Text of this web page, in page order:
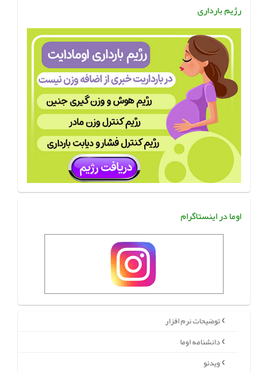
رژیم بارداری
اوما در اینستاگرام
توضیحات نرم افزار
دانشنامه اوما
ویدئو